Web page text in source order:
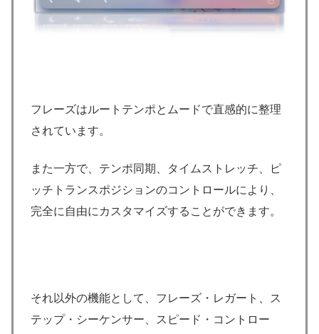
フレーズはルートテンポとムードで直感的に整理
されています。
また一方で、テンポ同期、タイムストレッチ、ピ
ッチトランスポジションのコントロールにより、
完全に自由にカスタマイズすることができます。
それ以外の機能として、フレーズ・レガート、ス
テップ・シーケンサー、スピード・コントロー